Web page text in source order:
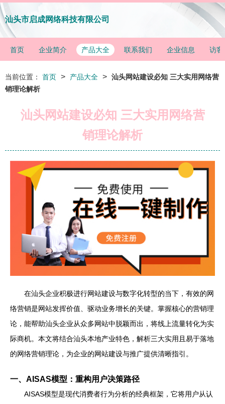
汕头市启成网络科技有限公司
首页 企业简介 产品大全 联系我们 企业信息 访客
当前位置： 首页 > 产品大全 > 汕头网站建设必知 三大实用网络营
销理论解析
汕头网站建设必知 三大实用网络营
销理论解析
在汕头企业积极进行网站建设与数字化转型的当下，有效的网
络营销是网站发挥价值、驱动业务增长的关键。掌握核心的营销理
论，能帮助汕头企业从众多网站中脱颖而出，将线上流量转化为实
际商机。本文将结合汕头本地产业特色，解析三大实用且易于落地
的网络营销理论，为企业的网站建设与推广提供清晰指引。
一、AISAS模型：重构用户决策路径
AISAS模型是现代消费者行为分析的经典框架，它将用户从认